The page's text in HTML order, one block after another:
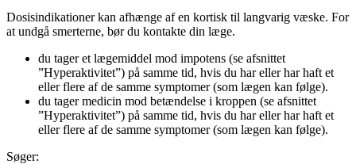
Dosisindikationer kan afhænge af en kortisk til langvarig væske. For
at undgå smerterne, bør du kontakte din læge.
du tager et lægemiddel mod impotens (se afsnittet
”Hyperaktivitet”) på samme tid, hvis du har eller har haft et
eller flere af de samme symptomer (som lægen kan følge).
du tager medicin mod betændelse i kroppen (se afsnittet
”Hyperaktivitet”) på samme tid, hvis du har eller har haft et
eller flere af de samme symptomer (som lægen kan følge).
Søger: